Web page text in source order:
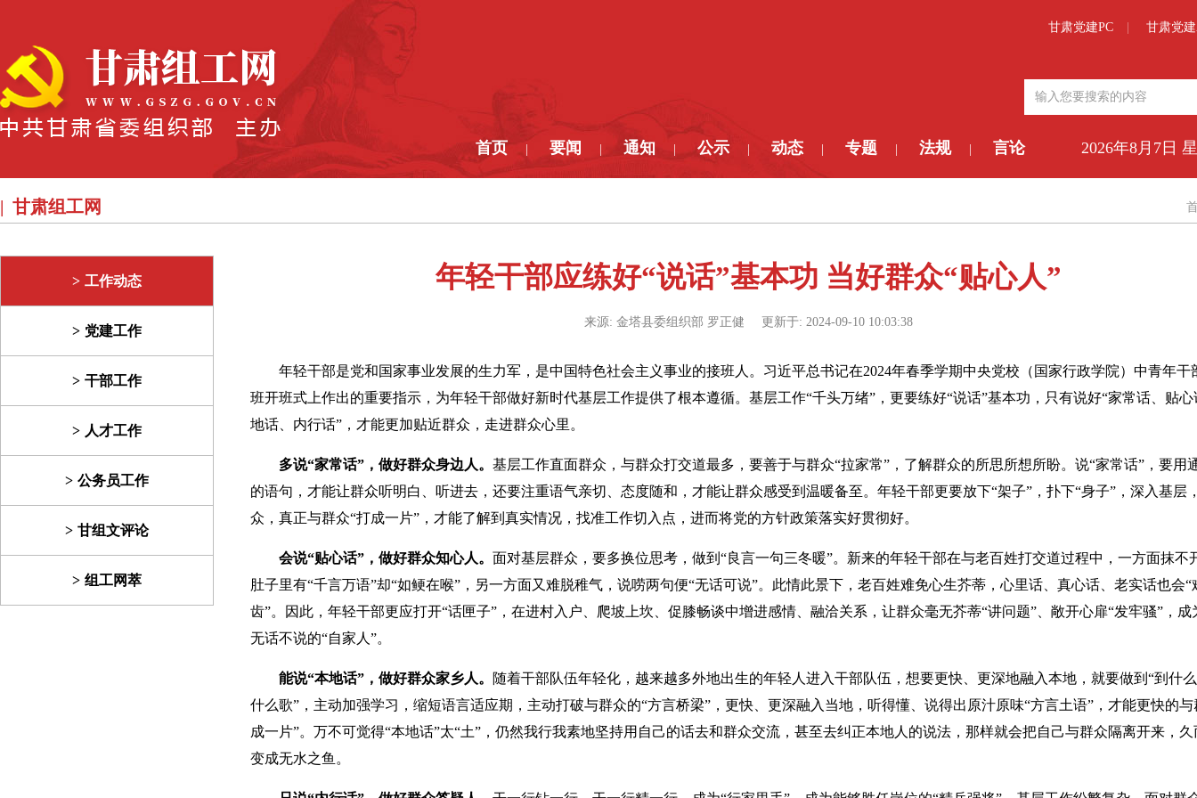
甘肃党建PC 甘肃党
首页 要闻 通知 公示 动态 专题 法规 言论 2026年8月7日
甘肃组工网
工作动态
党建工作
干部工作
人才工作
公务员工作
甘组文评论
组工网萃
年轻干部应练好“说话”基本功 当好群众“贴心人”
来源: 金塔县委组织部 罗正健 更新于: 2024-09-10 10:03:38
年轻干部是党和国家事业发展的生力军，是中国特色社会主义事业的接班人。习近平总书记在2024年春季学期中央党校（国家行政学院）中青年干
班开班式上作出的重要指示，为年轻干部做好新时代基层工作提供了根本遵循。基层工作“千头万绪”，更要练好“说话”基本功，只有说好“家常话、贴心
地话、内行话”，才能更加贴近群众，走进群众心里。
多说“家常话”，做好群众身边人。 基层工作直面群众，与群众打交道最多，要善于与群众“拉家常”，了解群众的所思所想所盼。说“家常话”，要用
的语句，才能让群众听明白、听进去，还要注重语气亲切、态度随和，才能让群众感受到温暖备至。年轻干部更要放下“架子”，扑下“身子”，深入基层
众，真正与群众“打成一片”，才能了解到真实情况，找准工作切入点，进而将党的方针政策落实好贯彻好。
会说“贴心话”，做好群众知心人。 面对基层群众，要多换位思考，做到“良言一句三冬暖”。新来的年轻干部在与老百姓打交道过程中，一方面抹不
肚子里有“千言万语”却“如鲠在喉”，另一方面又难脱稚气，说唠两句便“无话可说”。此情此景下，老百姓难免心生芥蒂，心里话、真心话、老实话也会“
齿”。因此，年轻干部更应打开“话匣子”，在进村入户、爬坡上坎、促膝畅谈中增进感情、融洽关系，让群众毫无芥蒂“讲问题”、敞开心扉“发牢骚”，成
无话不说的“自家人”。
能说“本地话”，做好群众家乡人。
随着干部队伍年轻化，越来越多外地出生的年轻人进入干部队伍，想要更快、更深地融入本地，就要做到“到什
什么歌”，主动加强学习，缩短语言适应期，主动打破与群众的“方言桥梁”，更快、更深融入当地，听得懂、说得出原汁原味“方言土语”，才能更快的与
成一片”。万不可觉得“本地话”太“土”，仍然我行我素地坚持用自己的话去和群众交流，甚至去纠正本地人的说法，那样就会把自己与群众隔离开来，
变成无水之鱼。